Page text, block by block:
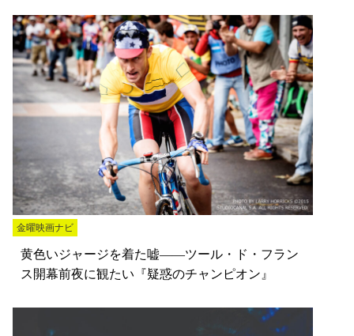
金曜映画ナビ
黄色いジャージを着た嘘――ツール・ド・フラン
ス開幕前夜に観たい『疑惑のチャンピオン』